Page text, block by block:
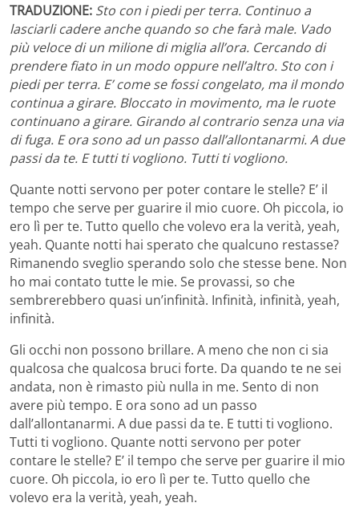
TRADUZIONE: Sto con i piedi per terra. Continuo a
lasciarli cadere anche quando so che farà male. Vado
più veloce di un milione di miglia all’ora. Cercando di
prendere fiato in un modo oppure nell’altro. Sto con i
piedi per terra. E’ come se fossi congelato, ma il mondo
continua a girare. Bloccato in movimento, ma le ruote
continuano a girare. Girando al contrario senza una via
di fuga. E ora sono ad un passo dall’allontanarmi. A due
passi da te. E tutti ti vogliono. Tutti ti vogliono.
Quante notti servono per poter contare le stelle? E’ il
tempo che serve per guarire il mio cuore. Oh piccola, io
ero lì per te. Tutto quello che volevo era la verità, yeah,
yeah. Quante notti hai sperato che qualcuno restasse?
Rimanendo sveglio sperando solo che stesse bene. Non
ho mai contato tutte le mie. Se provassi, so che
sembrerebbero quasi un’infinità. Infinità, infinità, yeah,
infinità.
Gli occhi non possono brillare. A meno che non ci sia
qualcosa che qualcosa bruci forte. Da quando te ne sei
andata, non è rimasto più nulla in me. Sento di non
avere più tempo. E ora sono ad un passo
dall’allontanarmi. A due passi da te. E tutti ti vogliono.
Tutti ti vogliono. Quante notti servono per poter
contare le stelle? E’ il tempo che serve per guarire il mio
cuore. Oh piccola, io ero lì per te. Tutto quello che
volevo era la verità, yeah, yeah.